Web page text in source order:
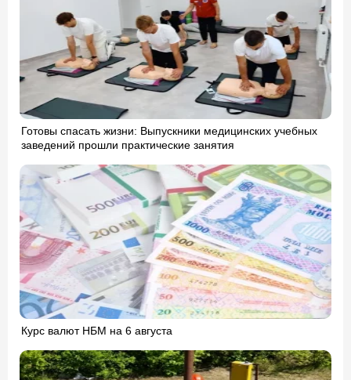
Готовы спасать жизни: Выпускники медицинских учебных
заведений прошли практические занятия
Курс валют НБМ на 6 августа